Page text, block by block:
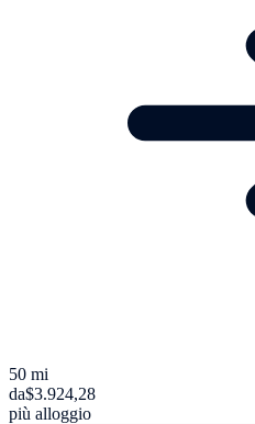
50 mi
da$3.924,28
più alloggio